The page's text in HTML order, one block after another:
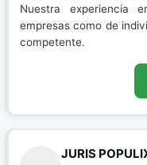
Nuestra experiencia
empresas como de
competente.
JURIS